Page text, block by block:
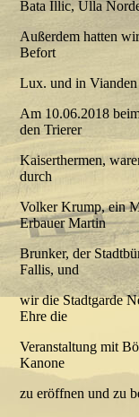
Bata Illic, Ulla
Außerdem hatten
Befort
Lux. und in
Am 10.06.2018
den Trierer
Kaiserthermen,
durch
Volker Krump, ein
Erbauer Martin
Brunker, der
Fallis, und
wir die Stadtgarde
Ehre die
Veranstaltung mit
Kanone
zu eröffnen und zu